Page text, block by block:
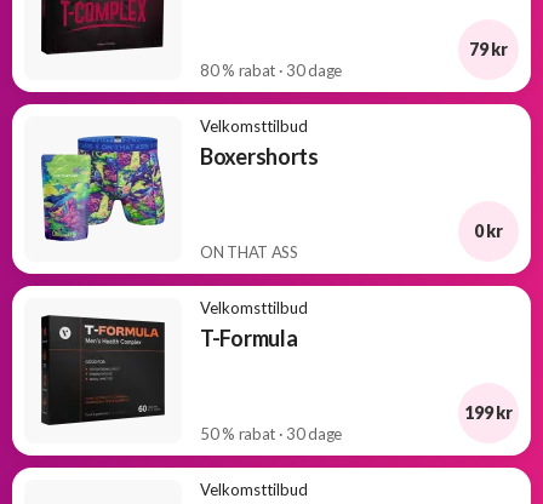
80 % rabat · 30 dage
79 kr
Velkomsttilbud
Boxershorts
ON THAT ASS
0 kr
Velkomsttilbud
T-Formula
50 % rabat · 30 dage
199 kr
Velkomsttilbud